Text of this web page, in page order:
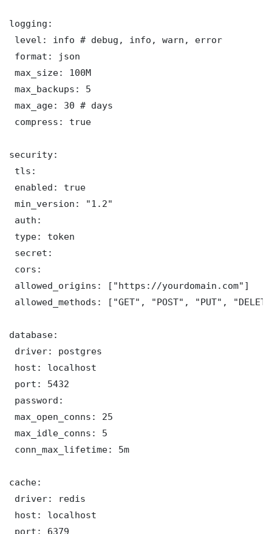
logging:
level: info # debug, info, warn, error
format: json
max_size: 100M
max_backups: 5
max_age: 30 # days
compress: true
security:
tls:
enabled: true
min_version: "1.2"
auth:
type: token
secret:
cors:
allowed_origins: ["https://yourdomain.com"]
allowed_methods: ["GET", "POST", "PUT",
database:
driver: postgres
host: localhost
port: 5432
password:
max_open_conns: 25
max_idle_conns: 5
conn_max_lifetime: 5m
cache:
driver: redis
host: localhost
port: 6379